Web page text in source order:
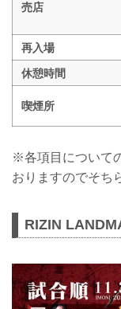
売店
再入場
休憩時間
喫煙所
※各項目について
おりますのでそち
RIZIN